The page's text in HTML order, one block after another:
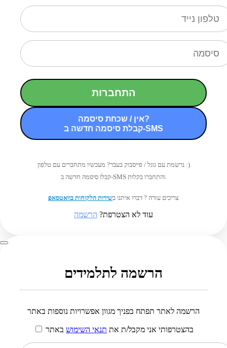
התחברות
אין / שכחת סיסמה?
קבלת סיסמה חדשה ב-SMS
נרשמת עם גוגל / פייסבוק בעבר? מעכשיו מתחברים עם טלפון :)
קבלו סיסמה חדשה ב-SMS והתחברו בקלות.
צריכים עזרה ? דברו איתנו בשירות הלקוחות בוואטסאפ
עוד לא הצטרפת? הרשמה
הרשמה לתלמידים
הרשמה לאתר תפתח בפניך מגוון אפשרויות נוספות באתר
בהצטרפותי אני מקבל/ת את תנאי השימוש באתר